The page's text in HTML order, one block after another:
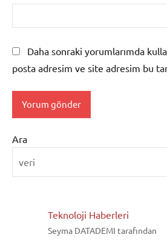
Daha sonraki yorumlarımda
posta adresim ve site adresim bu
Ara
Teknoloji Haberleri
Seyma DATADEMI tarafından